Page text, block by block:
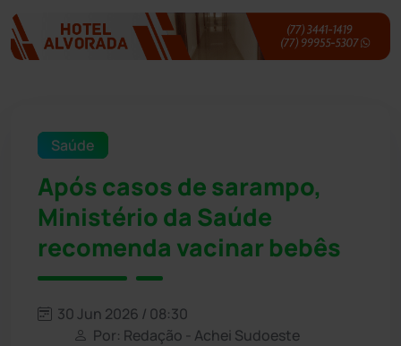
Saúde
Após casos de sarampo,
Ministério da Saúde
recomenda vacinar bebês
30 Jun 2026 / 08:30
Por: Redação - Achei Sudoeste